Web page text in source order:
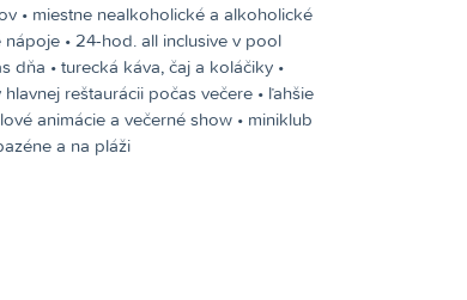
• miestne nealkoholické a alkoholické
• 24-hod. all inclusive v pool
dňa • turecká káva, čaj a koláčiky •
reštaurácii počas večere • ľahšie
animácie a večerné show • miniklub
a na pláži